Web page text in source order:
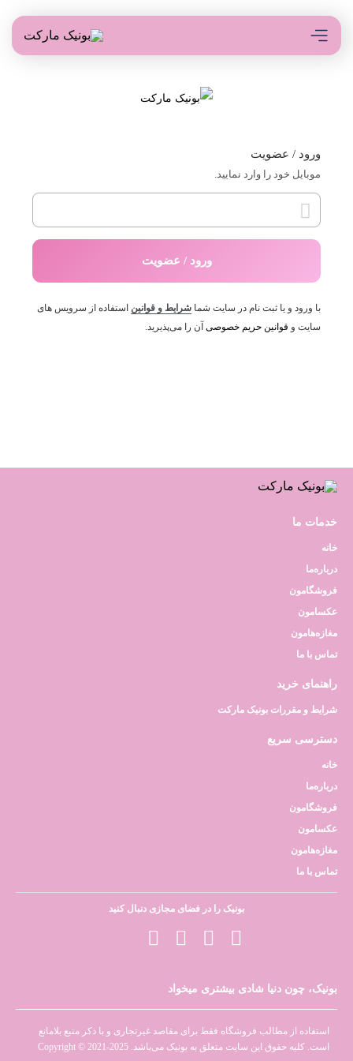
ورود / عضویت
موبایل خود را وارد نمایید.
ورود / عضویت
با ورود و یا ثبت نام در سایت شما شرایط و قوانین استفاده از سرویس های
سایت و قوانین حریم خصوصیآن را می‌پذیرید.
خدمات ما
خانه
درباره‌ما
فروشگامون
عکسامون
مغازه‌هامون
تماس با ما
راهنمای خرید
شرایط و مقررات بونیک مارکت
دسترسی سریع
خانه
درباره‌ما
فروشگامون
عکسامون
مغازه‌هامون
تماس با ما
بونیک را در فضای مجازی دنبال کنید
بونیک، چون دنیا شادی بیشتری میخواد
استفاده از مطالب فروشگاه فقط برای مقاصد غیرتجاری و با ذکر منبع بلامانع
است. کلیه حقوق این سایت متعلق به بونیک می‌باشد. Copyright © 2021-2025